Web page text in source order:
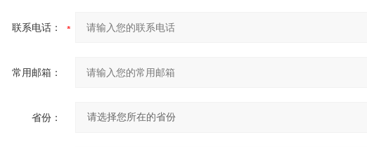
联系电话：
常用邮箱：
省份：